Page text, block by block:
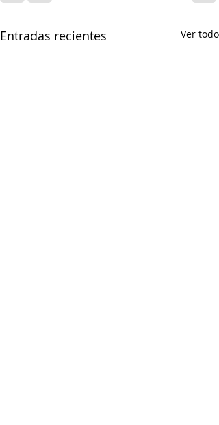
Entradas recientes Ver todo